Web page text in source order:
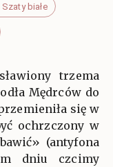
Szaty białe
trzema
Mędrców do
się w
ochrzczony w
(antyfona
dniu czcimy